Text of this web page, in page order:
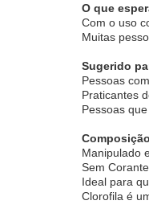
O que
Com o uso
Muitas
Sugerido
Pessoas
Praticantes
Pessoas
Manipulado
Sem
Ideal para
Clorofila é